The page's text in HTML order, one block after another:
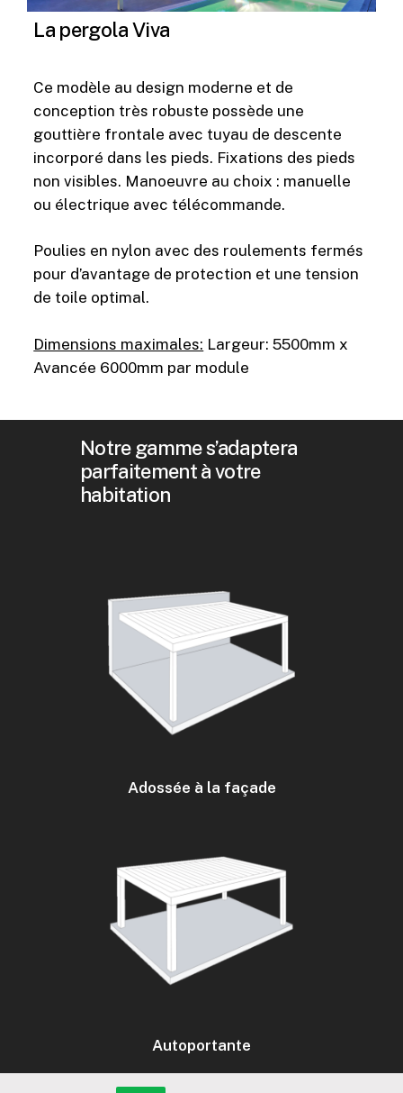
La pergola Viva
Ce modèle au design moderne et de
conception très robuste possède une
gouttière frontale avec tuyau de descente
incorporé dans les pieds. Fixations des pieds
non visibles. Manoeuvre au choix : manuelle
ou électrique avec télécommande.
Poulies en nylon avec des roulements fermés
pour d’avantage de protection et une tension
de toile optimal.
Dimensions maximales: Largeur: 5500mm x
Avancée 6000mm par module
Notre gamme s’adaptera
parfaitement à votre
habitation
Adossée à la façade
Autoportante